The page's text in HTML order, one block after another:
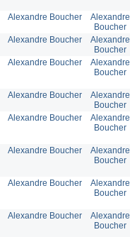
Alexandre Boucher
Alexandre
Boucher
Alexandre Boucher
Alexandre
Boucher
Alexandre Boucher
Alexandre
Boucher
Alexandre Boucher
Alexandre
Boucher
Alexandre Boucher
Alexandre
Boucher
Alexandre Boucher
Alexandre
Boucher
Alexandre Boucher
Alexandre
Boucher
Alexandre Boucher
Alexandre
Boucher